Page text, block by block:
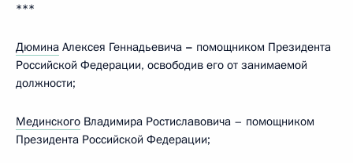
***
Дюмина Алексея Геннадьевича – помощником Президента
Российской Федерации, освободив его от занимаемой
должности;
Мединского Владимира Ростиславовича – помощником
Президента Российской Федерации;